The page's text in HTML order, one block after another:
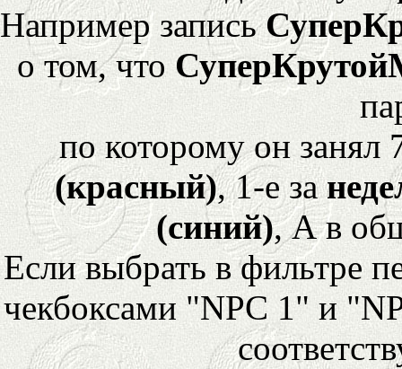
Например запись
о том, что
по которому он
(красный), 1-е за
(синий), А в
Если выбрать в фильтре
чекбоксами "NPC 1" и